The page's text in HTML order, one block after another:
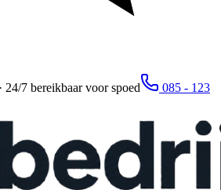
7 bereikbaar voor spoed
085 - 123